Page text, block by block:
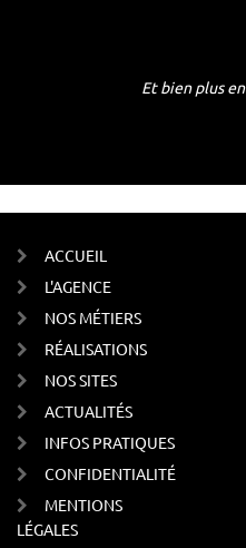
Et bien plus
ACCUEIL
L'AGENCE
NOS MÉTIERS
RÉALISATIONS
NOS SITES
ACTUALITÉS
INFOS PRATIQUES
CONFIDENTIALITÉ
MENTIONS
LÉGALES